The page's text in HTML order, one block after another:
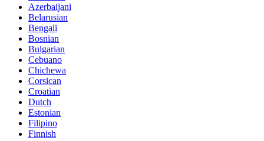
Azerbaijani
Belarusian
Bengali
Bosnian
Bulgarian
Cebuano
Chichewa
Corsican
Croatian
Dutch
Estonian
Filipino
Finnish